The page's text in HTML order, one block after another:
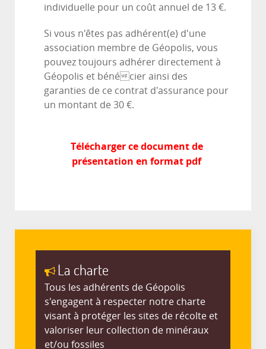
individuelle pour un coût annuel de 13 €.
Si vous n'êtes pas adhérent(e) d'une
association membre de Géopolis, vous
pouvez toujours adhérer directement à
Géopolis et bénécier ainsi des
garanties de ce contrat d'assurance pour
un montant de 30 €.
Télécharger ce document de
présentation en format pdf
La charte
Tous les adhérents de Géopolis
s'engagent à respecter notre charte
visant à protéger les sites de récolte et
valoriser leur collection de minéraux
et/ou fossiles